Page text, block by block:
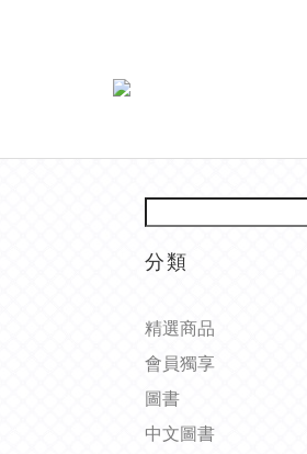
分類
精選商品
會員獨享
圖書
中文圖書